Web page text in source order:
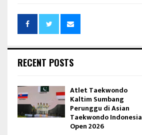
RECENT POSTS
Atlet Taekwondo
Kaltim Sumbang
Perunggu di Asian
Taekwondo Indonesia
Open 2026